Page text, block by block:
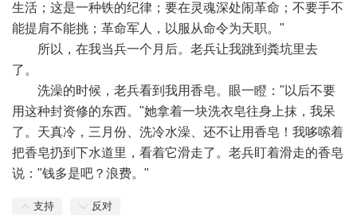
生活；这是一种铁的纪律；要在灵魂深处闹革命；不要手不
能提肩不能挑；革命军人，以服从命令为天职。"
所以，在我当兵一个月后。老兵让我跳到粪坑里去
了。
洗澡的时候，老兵看到我用香皂。眼一瞪："以后不要
用这种封资修的东西。"她拿着一块洗衣皂往身上抹，我呆
了。天真冷，三月份、洗冷水澡、还不让用香皂！我哆嗦着
把香皂扔到下水道里，看着它滑走了。老兵盯着滑走的香皂
说："钱多是吧？浪费。"
支持 反对